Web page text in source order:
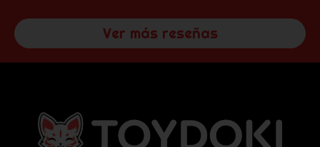
Ver más reseñas